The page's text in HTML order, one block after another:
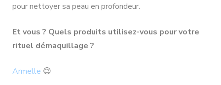
pour nettoyer sa peau en profondeur.
Et vous ? Quels produits utilisez-vous pour votre
rituel démaquillage ?
Armelle 😉